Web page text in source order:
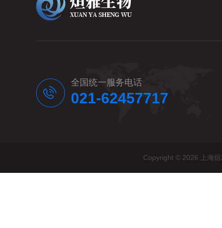
全国统一服务电话
021-62457717
Copyright © 2026 上海